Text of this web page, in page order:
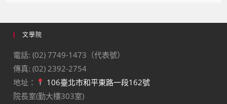
文學院
電話: (02) 7749-1473（代表號）
傳真: (02) 2392-2754
地址：
106臺北市和平東路一段162號
院長室(勤大樓303室)